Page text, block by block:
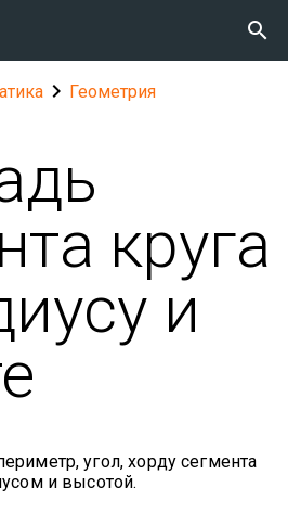

 Геометрия
круга
и
угол, хорду сегмента
и высотой.